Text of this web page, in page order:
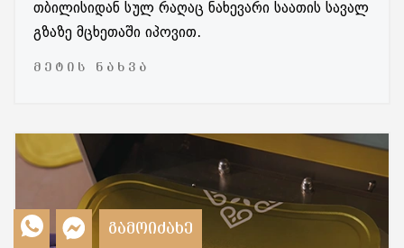
თბილისიდან სულ რაღაც ნახევარი საათის სავალ
გზაზე მცხეთაში იპოვით.
ᲛᲔᲢᲘᲡ ᲜᲐᲮᲕᲐ
ᲒᲐᲛᲝᲘᲫᲐᲮᲔ